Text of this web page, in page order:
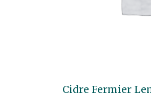
Cidre Fermier